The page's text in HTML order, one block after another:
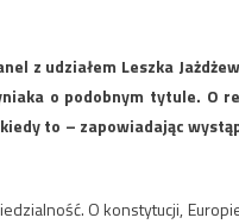
z udziałem Leszka
o podobnym tytule. O
to – zapowiadając
O konstytucji,